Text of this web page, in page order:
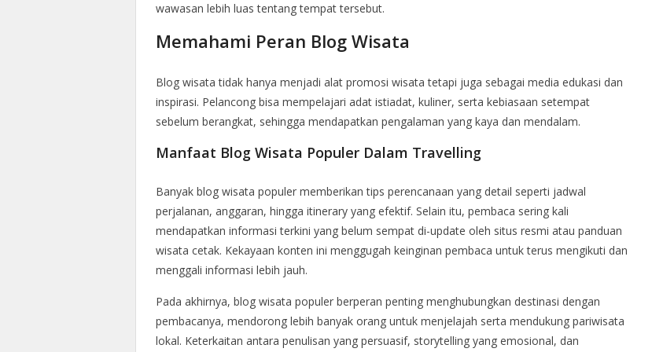
wawasan lebih luas tentang tempat tersebut.
Memahami Peran Blog Wisata
Blog wisata tidak hanya menjadi alat promosi wisata tetapi juga sebagai media edukasi dan
inspirasi. Pelancong bisa mempelajari adat istiadat, kuliner, serta kebiasaan setempat
sebelum berangkat, sehingga mendapatkan pengalaman yang kaya dan mendalam.
Manfaat Blog Wisata Populer Dalam Travelling
Banyak blog wisata populer memberikan tips perencanaan yang detail seperti jadwal
perjalanan, anggaran, hingga itinerary yang efektif. Selain itu, pembaca sering kali
mendapatkan informasi terkini yang belum sempat di-update oleh situs resmi atau panduan
wisata cetak. Kekayaan konten ini menggugah keinginan pembaca untuk terus mengikuti dan
menggali informasi lebih jauh.
Pada akhirnya, blog wisata populer berperan penting menghubungkan destinasi dengan
pembacanya, mendorong lebih banyak orang untuk menjelajah serta mendukung pariwisata
lokal. Keterkaitan antara penulisan yang persuasif, storytelling yang emosional, dan